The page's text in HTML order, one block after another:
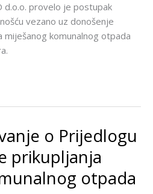
d.o.o. provelo je postupak
vezano uz donošenje
miješanog komunalnog otpada
o Prijedlogu
prikupljanja
otpada